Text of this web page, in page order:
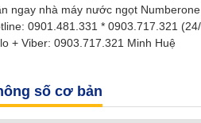
ngay nhà máy nước ngọt
0901.481.331 * 0903.717.321
+ Viber: 0903.717.321 Minh Huệ
số cơ bản